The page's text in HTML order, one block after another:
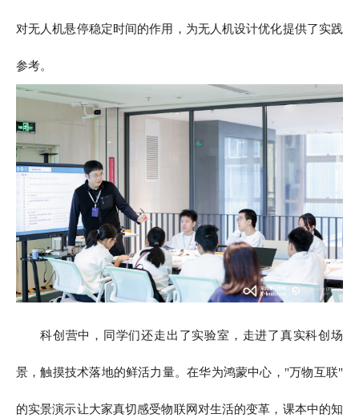
对无人机悬停稳定时间的作用，为无人机设计优化提供了实践
参考。
科创营中，同学们还走出了实验室，走进了真实科创场
景，触摸技术落地的鲜活力量。在华为鸿蒙中心，"万物互联"
的实景演示让大家真切感受物联网对生活的变革，课本中的知